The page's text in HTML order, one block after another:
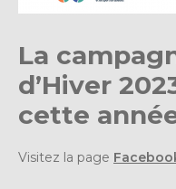
La
d’Hiver
cette
Visitez la page